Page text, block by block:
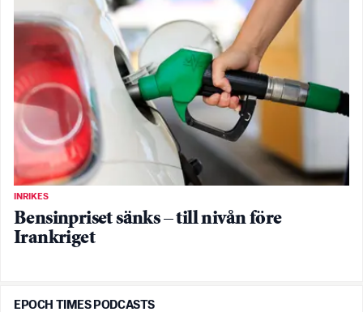
INRIKES
Bensinpriset sänks – till nivån före
Irankriget
EPOCH TIMES PODCASTS